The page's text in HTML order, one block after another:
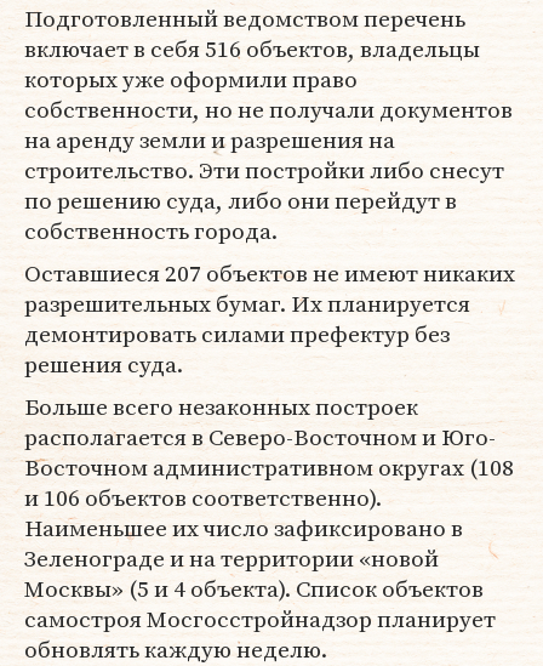
Подготовленный ведомством перечень
включает в себя 516 объектов, владельцы
которых уже оформили право
собственности, но не получали документов
на аренду земли и разрешения на
строительство. Эти постройки либо снесут
по решению суда, либо они перейдут в
собственность города.
Оставшиеся 207 объектов не имеют никаких
разрешительных бумаг. Их планируется
демонтировать силами префектур без
решения суда.
Больше всего незаконных построек
располагается в Северо-Восточном и Юго-
Восточном административном округах (108
и 106 объектов соответственно).
Наименьшее их число зафиксировано в
Зеленограде и на территории «новой
Москвы» (5 и 4 объекта). Список объектов
самостроя Мосгосстройнадзор планирует
обновлять каждую неделю.